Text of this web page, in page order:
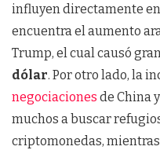
influyen directamente
encuentra el aumento
Trump, el cual causó
dólar. Por otro lado, la
negociaciones de China
muchos a buscar
criptomonedas,